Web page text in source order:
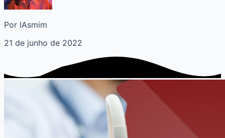
Por IAsmim
21 de junho de 2022